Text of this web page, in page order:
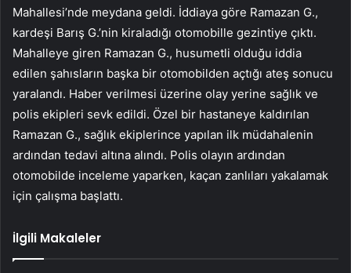
Mahallesi’nde meydana geldi. İddiaya göre Ramazan G.,
kardeşi Barış G.’nin kiraladığı otomobille gezintiye çıktı.
Mahalleye giren Ramazan G., husumetli olduğu iddia
edilen şahısların başka bir otomobilden açtığı ateş sonucu
yaralandı. Haber verilmesi üzerine olay yerine sağlık ve
polis ekipleri sevk edildi. Özel bir hastaneye kaldırılan
Ramazan G., sağlık ekiplerince yapılan ilk müdahalenin
ardından tedavi altına alındı. Polis olayın ardından
otomobilde inceleme yaparken, kaçan zanlıları yakalamak
için çalışma başlattı.
İlgili Makaleler